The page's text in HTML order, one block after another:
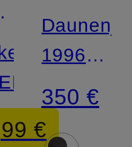
€
FACE
1996
RETRO
NUPTSE
350 €